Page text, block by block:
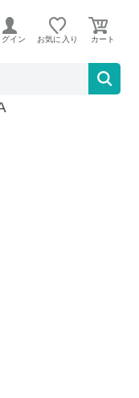
グイン お気に入り
治 タオル DAIL